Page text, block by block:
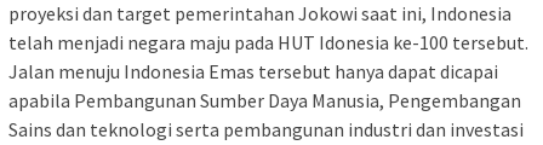
proyeksi dan target pemerintahan Jokowi saat ini, Indonesia
telah menjadi negara maju pada HUT Idonesia ke-100 tersebut.
Jalan menuju Indonesia Emas tersebut hanya dapat dicapai
apabila Pembangunan Sumber Daya Manusia, Pengembangan
Sains dan teknologi serta pembangunan industri dan investasi